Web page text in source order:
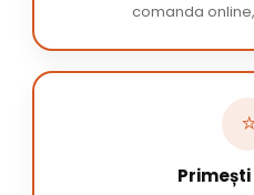
comanda